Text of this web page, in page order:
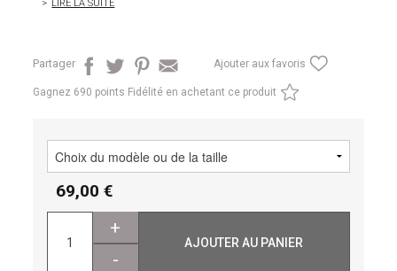
LIRE LA SUITE
Partager Ajouter aux favoris
Gagnez 690 points Fidélité en achetant ce produit
69,00
+
-
AJOUTER AU PANIER